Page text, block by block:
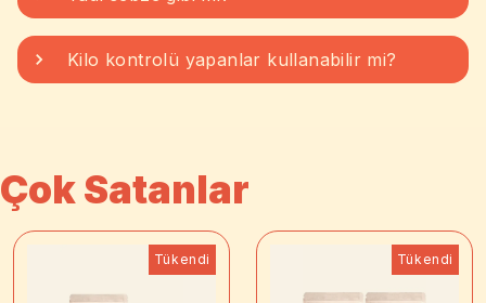
Kilo kontrolü yapanlar kullanabilir mi?
Çok Satanlar
Tükendi Tükendi